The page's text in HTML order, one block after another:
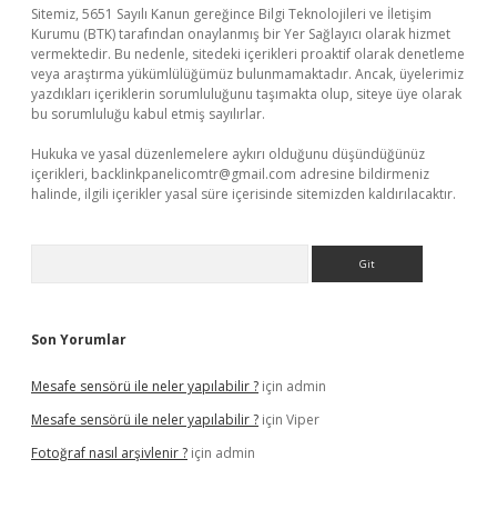
Sitemiz, 5651 Sayılı Kanun gereğince Bilgi Teknolojileri ve İletişim
Kurumu (BTK) tarafından onaylanmış bir Yer Sağlayıcı olarak hizmet
vermektedir. Bu nedenle, sitedeki içerikleri proaktif olarak denetleme
veya araştırma yükümlülüğümüz bulunmamaktadır. Ancak, üyelerimiz
yazdıkları içeriklerin sorumluluğunu taşımakta olup, siteye üye olarak
bu sorumluluğu kabul etmiş sayılırlar.
Hukuka ve yasal düzenlemelere aykırı olduğunu düşündüğünüz
içerikleri, backlinkpanelicomtr@gmail.com adresine bildirmeniz
halinde, ilgili içerikler yasal süre içerisinde sitemizden kaldırılacaktır.
Son Yorumlar
Mesafe sensörü ile neler yapılabilir ? için admin
Mesafe sensörü ile neler yapılabilir ? için Viper
Fotoğraf nasıl arşivlenir ? için admin